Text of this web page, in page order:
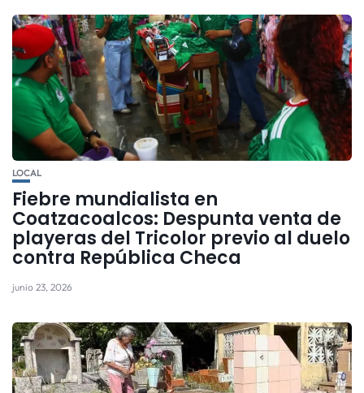
LOCAL
Fiebre mundialista en
Coatzacoalcos: Despunta venta de
playeras del Tricolor previo al duelo
contra República Checa
junio 23, 2026